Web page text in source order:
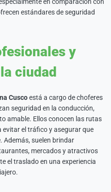
estándares de seguridad
y
ciudad
Cuscoestá a cargo de choferes
seguridad en la conducción,
amable. Ellos conocen las rutas
evitar el tráfico y asegurar que
Además, suelen brindar
mercados y atractivos
el traslado en una experiencia